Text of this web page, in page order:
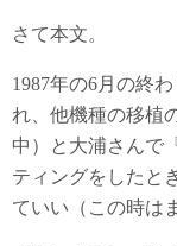
さて本文。
1987年の6月の終
れ、他機種の移植
中）と大浦さんで
ティングをしたと
ていい（この時は